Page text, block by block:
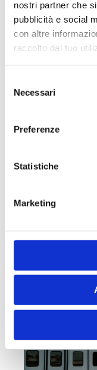
nostri partner che
pubblicità e social
con altre
raccolto dal tuo
delNecessari
Preferenze
Statistiche
Marketing
a